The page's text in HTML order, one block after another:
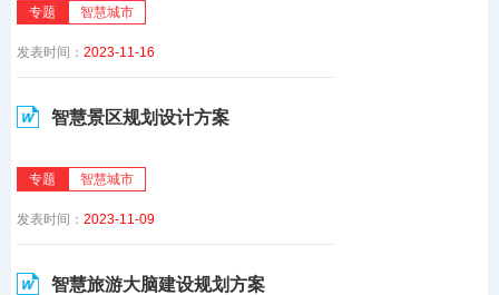
专题 智慧城市
发表时间： 2023-11-16
智慧景区规划设计方案
专题 智慧城市
发表时间： 2023-11-09
智慧旅游大脑建设规划方案